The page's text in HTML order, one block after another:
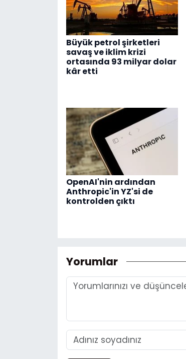
Büyük petrol şirketleri
savaş ve iklim krizi
ortasında 93 milyar dolar
kâr etti
OpenAI'nin ardından
Anthropic'in YZ'si de
kontrolden çıktı
Yorumlar